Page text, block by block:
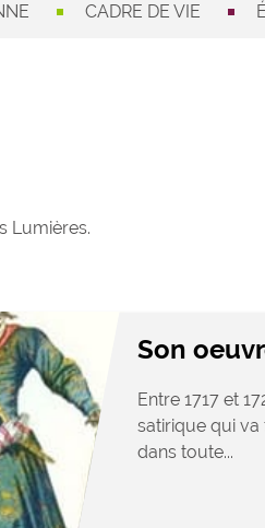
CADRE DE VIE
Lumières.
Son
Entre 1717 et
satirique qui va
dans toute...